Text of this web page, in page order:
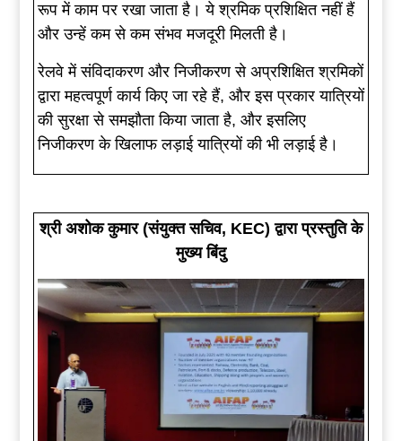
रूप में काम पर रखा जाता है। ये श्रमिक प्रशिक्षित नहीं हैं
और उन्हें कम से कम संभव मजदूरी मिलती है।
रेलवे में संविदाकरण और निजीकरण से अप्रशिक्षित श्रमिकों
द्वारा महत्वपूर्ण कार्य किए जा रहे हैं, और इस प्रकार यात्रियों
की सुरक्षा से समझौता किया जाता है, और इसलिए
निजीकरण के खिलाफ लड़ाई यात्रियों की भी लड़ाई है।
श्री अशोक कुमार (संयुक्त सचिव, KEC) द्वारा प्रस्तुति के
मुख्य बिंदु